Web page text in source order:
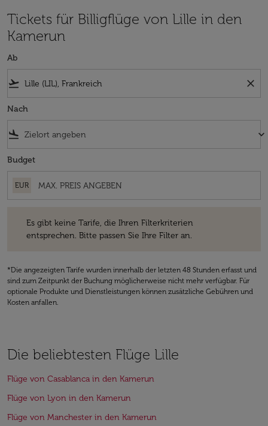
Tickets für Billigflüge von Lille in den
Kamerun
Ab
flight_takeoff close
Nach
flight_land keyboard_arrow_down
Budget
EUR
Es gibt keine Tarife, die Ihren Filterkriterien
entsprechen. Bitte passen Sie Ihre Filter an.
*Die angezeigten Tarife wurden innerhalb der letzten 48 Stunden erfasst und
sind zum Zeitpunkt der Buchung möglicherweise nicht mehr verfügbar. Für
optionale Produkte und Dienstleistungen können zusätzliche Gebühren und
Kosten anfallen.
Die beliebtesten Flüge Lille
Flüge von Casablanca in den Kamerun
Flüge von Lyon in den Kamerun
Flüge von Manchester in den Kamerun